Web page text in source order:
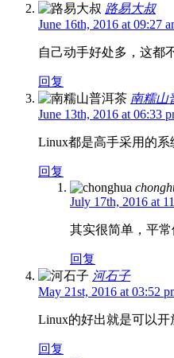
路易大叔
June 16th, 2016 at 09:27
自己动手好处多，这都
回复
南糯山
June 13th, 2016 at 06:33
Linux都是高手采用的系
回复
July 17th, 2016 at
其实很简单，平
回复
河石子
May 21st, 2016 at 03:52
Linux的好出就是可以开
回复